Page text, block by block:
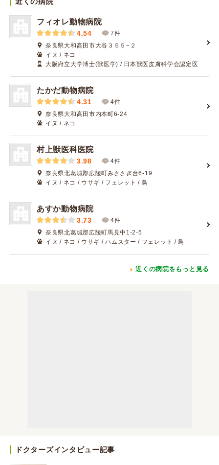
フィオレ動物病院
4.54
7件
奈良県大和高田市大谷３５５−２
イヌ / ネコ
大阪府立大学博士(獣医学) / 日本獣医皮膚科学会認定医
たかだ動物病院
4.31
4件
奈良県大和高田市内本町6-24
イヌ / ネコ
村上獣医科医院
3.98
4件
奈良県北葛城郡広陵町みささぎ台6-19
イヌ / ネコ / ウサギ / フェレット / 鳥
あすか動物病院
3.73
4件
奈良県北葛城郡広陵町馬見中1-2-5
イヌ / ネコ / ウサギ / ハムスター / フェレット / 鳥
近くの病院をもっと見る
ドクターズインタビュー記事